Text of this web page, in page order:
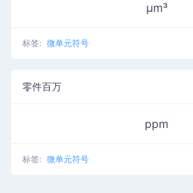
µm³
标签: 微单元符号
零件百万
ppm
标签: 微单元符号